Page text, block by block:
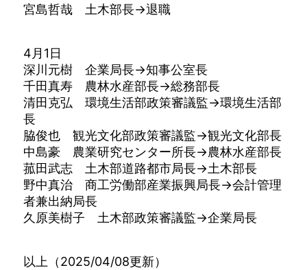
宮島哲哉 土木部長→退職
4月1日
深川元樹 企業局長→知事公室長
千田真寿 農林水産部長→総務部長
清田克弘 環境生活部政策審議監→環境生活部
長
脇俊也 観光文化部政策審議監→観光文化部長
中島豪 農業研究センター所長→農林水産部長
菰田武志 土木部道路都市局長→土木部長
野中真治 商工労働部産業振興局長→会計管理
者兼出納局長
久原美樹子 土木部政策審議監→企業局長
以上（2025/04/08更新）